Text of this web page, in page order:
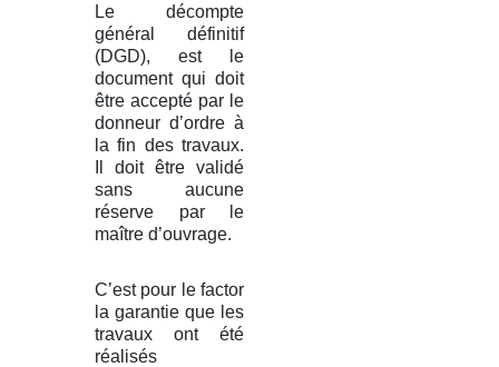
Le décompte
général définitif
(DGD), est le
document qui doit
être accepté par le
donneur d’ordre à
la fin des travaux.
Il doit être validé
sans aucune
réserve par le
maître d’ouvrage.
C’est pour le factor
la garantie que les
travaux ont été
réalisés